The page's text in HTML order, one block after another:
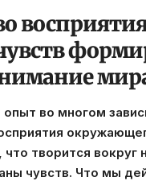
опыт во многом
творится вокруг
чувств. Что мы